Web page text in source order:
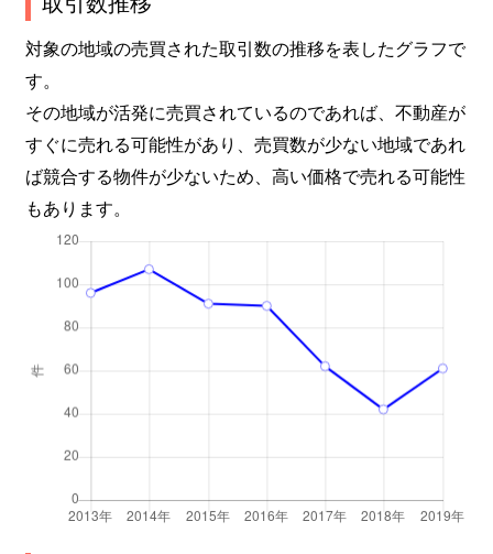
対象の地域の売買された取引数の推移を表したグラフで
す。
その地域が活発に売買されているのであれば、不動産が
すぐに売れる可能性があり、売買数が少ない地域であれ
ば競合する物件が少ないため、高い価格で売れる可能性
もあります。